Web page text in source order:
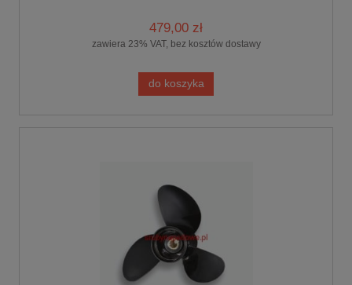
479,00 zł
zawiera 23% VAT, bez kosztów dostawy
do koszyka